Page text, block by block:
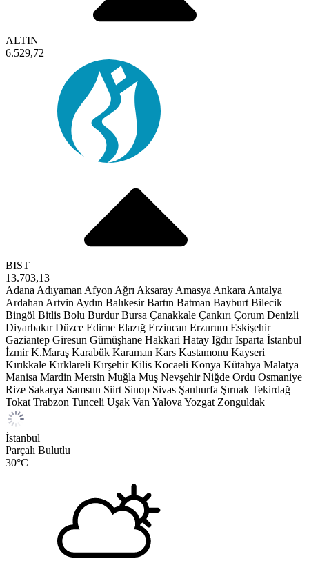
ALTIN
6.529,72
BIST
13.703,13
Adana Adıyaman Afyon Ağrı Aksaray Amasya Ankara Antalya
Ardahan Artvin Aydın Balıkesir Bartın Batman Bayburt Bilecik
Bingöl Bitlis Bolu Burdur Bursa Çanakkale Çankırı Çorum Denizli
Diyarbakır Düzce Edirne Elazığ Erzincan Erzurum Eskişehir
Gaziantep Giresun Gümüşhane Hakkari Hatay Iğdır Isparta İstanbul
İzmir K.Maraş Karabük Karaman Kars Kastamonu Kayseri
Kırıkkale Kırklareli Kırşehir Kilis Kocaeli Konya Kütahya Malatya
Manisa Mardin Mersin Muğla Muş Nevşehir Niğde Ordu Osmaniye
Rize Sakarya Samsun Siirt Sinop Sivas Şanlıurfa Şırnak Tekirdağ
Tokat Trabzon Tunceli Uşak Van Yalova Yozgat Zonguldak
İstanbul
Parçalı Bulutlu
30°C